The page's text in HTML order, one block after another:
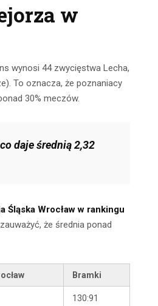
w
wynosi 44 zwycięstwa Lecha,
To oznacza, że poznaniacy
30% meczów.
daje średnią 2,32
Śląska Wrocław w rankingu
że średnia ponad
Bramki
130:91